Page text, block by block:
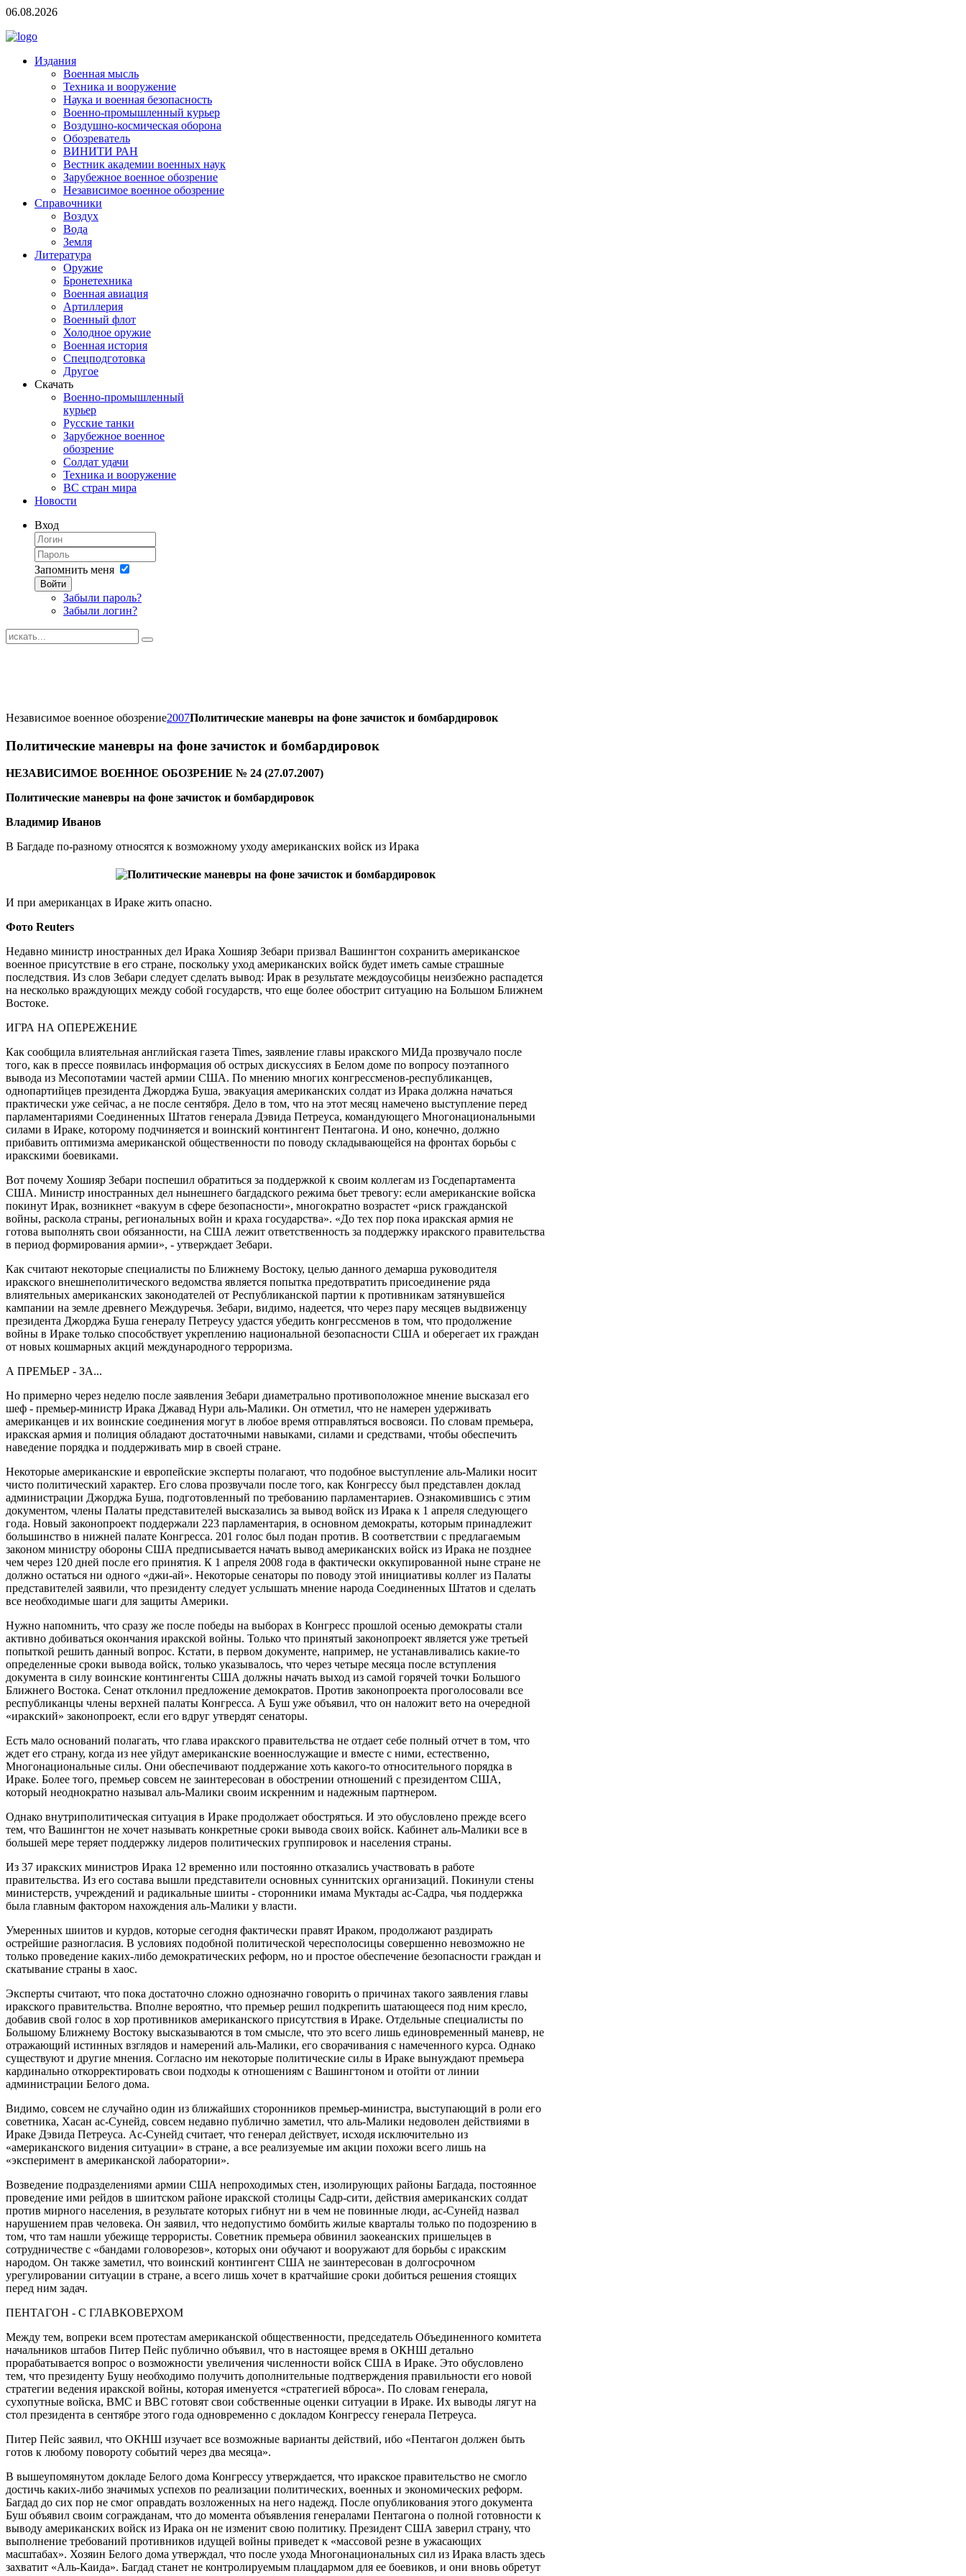
06.08.2026
Издания
Военная мысль
Техника и вооружение
Наука и военная безопасность
Военно-промышленный курьер
Воздушно-космическая оборона
Обозреватель
ВИНИТИ РАН
Вестник академии военных наук
Зарубежное военное обозрение
Независимое военное обозрение
Справочники
Воздух
Вода
Земля
Литература
Оружие
Бронетехника
Военная авиация
Артиллерия
Военный флот
Холодное оружие
Военная история
Спецподготовка
Другое
Скачать
Военно-промышленный
курьер
Русские танки
Зарубежное военное
обозрение
Солдат удачи
Техника и вооружение
ВС стран мира
Новости
Вход
Запомнить меня
Войти
Забыли пароль?
Забыли логин?
Независимое военное обозрение2007Политические маневры на фоне зачисток и бомбардировок
Политические маневры на фоне зачисток и бомбардировок
НЕЗАВИСИМОЕ ВОЕННОЕ ОБОЗРЕНИЕ № 24 (27.07.2007)
Политические маневры на фоне зачисток и бомбардировок
Владимир Иванов
В Багдаде по-разному относятся к возможному уходу американских войск из Ирака
И при американцах в Ираке жить опасно.
Фото Reuters
Недавно министр иностранных дел Ирака Хошияр Зебари призвал Вашингтон сохранить американское
военное присутствие в его стране, поскольку уход американских войск будет иметь самые страшные
последствия. Из слов Зебари следует сделать вывод: Ирак в результате междоусобицы неизбежно распадется
на несколько враждующих между собой государств, что еще более обострит ситуацию на Большом Ближнем
Востоке.
ИГРА НА ОПЕРЕЖЕНИЕ
Как сообщила влиятельная английская газета Times, заявление главы иракского МИДа прозвучало после
того, как в прессе появилась информация об острых дискуссиях в Белом доме по вопросу поэтапного
вывода из Месопотамии частей армии США. По мнению многих конгрессменов-республиканцев,
однопартийцев президента Джорджа Буша, эвакуация американских солдат из Ирака должна начаться
практически уже сейчас, а не после сентября. Дело в том, что на этот месяц намечено выступление перед
парламентариями Соединенных Штатов генерала Дэвида Петреуса, командующего Многонациональными
силами в Ираке, которому подчиняется и воинский контингент Пентагона. И оно, конечно, должно
прибавить оптимизма американской общественности по поводу складывающейся на фронтах борьбы с
иракскими боевиками.
Вот почему Хошияр Зебари поспешил обратиться за поддержкой к своим коллегам из Госдепартамента
США. Министр иностранных дел нынешнего багдадского режима бьет тревогу: если американские войска
покинут Ирак, возникнет «вакуум в сфере безопасности», многократно возрастет «риск гражданской
войны, раскола страны, региональных войн и краха государства». «До тех пор пока иракская армия не
готова выполнять свои обязанности, на США лежит ответственность за поддержку иракского правительства
в период формирования армии», - утверждает Зебари.
Как считают некоторые специалисты по Ближнему Востоку, целью данного демарша руководителя
иракского внешнеполитического ведомства является попытка предотвратить присоединение ряда
влиятельных американских законодателей от Республиканской партии к противникам затянувшейся
кампании на земле древнего Междуречья. Зебари, видимо, надеется, что через пару месяцев выдвиженцу
президента Джорджа Буша генералу Петреусу удастся убедить конгрессменов в том, что продолжение
войны в Ираке только способствует укреплению национальной безопасности США и оберегает их граждан
от новых кошмарных акций международного терроризма.
А ПРЕМЬЕР - ЗА...
Но примерно через неделю после заявления Зебари диаметрально противоположное мнение высказал его
шеф - премьер-министр Ирака Джавад Нури аль-Малики. Он отметил, что не намерен удерживать
американцев и их воинские соединения могут в любое время отправляться восвояси. По словам премьера,
иракская армия и полиция обладают достаточными навыками, силами и средствами, чтобы обеспечить
наведение порядка и поддерживать мир в своей стране.
Некоторые американские и европейские эксперты полагают, что подобное выступление аль-Малики носит
чисто политический характер. Его слова прозвучали после того, как Конгрессу был представлен доклад
администрации Джорджа Буша, подготовленный по требованию парламентариев. Ознакомившись с этим
документом, члены Палаты представителей высказались за вывод войск из Ирака к 1 апреля следующего
года. Новый законопроект поддержали 223 парламентария, в основном демократы, которым принадлежит
большинство в нижней палате Конгресса. 201 голос был подан против. В соответствии с предлагаемым
законом министру обороны США предписывается начать вывод американских войск из Ирака не позднее
чем через 120 дней после его принятия. К 1 апреля 2008 года в фактически оккупированной ныне стране не
должно остаться ни одного «джи-ай». Некоторые сенаторы по поводу этой инициативы коллег из Палаты
представителей заявили, что президенту следует услышать мнение народа Соединенных Штатов и сделать
все необходимые шаги для защиты Америки.
Нужно напомнить, что сразу же после победы на выборах в Конгресс прошлой осенью демократы стали
активно добиваться окончания иракской войны. Только что принятый законопроект является уже третьей
попыткой решить данный вопрос. Кстати, в первом документе, например, не устанавливались какие-то
определенные сроки вывода войск, только указывалось, что через четыре месяца после вступления
документа в силу воинские контингенты США должны начать выход из самой горячей точки Большого
Ближнего Востока. Сенат отклонил предложение демократов. Против законопроекта проголосовали все
республиканцы члены верхней палаты Конгресса. А Буш уже объявил, что он наложит вето на очередной
«иракский» законопроект, если его вдруг утвердят сенаторы.
Есть мало оснований полагать, что глава иракского правительства не отдает себе полный отчет в том, что
ждет его страну, когда из нее уйдут американские военнослужащие и вместе с ними, естественно,
Многонациональные силы. Они обеспечивают поддержание хоть какого-то относительного порядка в
Ираке. Более того, премьер совсем не заинтересован в обострении отношений с президентом США,
который неоднократно называл аль-Малики своим искренним и надежным партнером.
Однако внутриполитическая ситуация в Ираке продолжает обостряться. И это обусловлено прежде всего
тем, что Вашингтон не хочет называть конкретные сроки вывода своих войск. Кабинет аль-Малики все в
большей мере теряет поддержку лидеров политических группировок и населения страны.
Из 37 иракских министров Ирака 12 временно или постоянно отказались участвовать в работе
правительства. Из его состава вышли представители основных суннитских организаций. Покинули стены
министерств, учреждений и радикальные шииты - сторонники имама Муктады ас-Садра, чья поддержка
была главным фактором нахождения аль-Малики у власти.
Умеренных шиитов и курдов, которые сегодня фактически правят Ираком, продолжают раздирать
острейшие разногласия. В условиях подобной политической чересполосицы совершенно невозможно не
только проведение каких-либо демократических реформ, но и простое обеспечение безопасности граждан и
скатывание страны в хаос.
Эксперты считают, что пока достаточно сложно однозначно говорить о причинах такого заявления главы
иракского правительства. Вполне вероятно, что премьер решил подкрепить шатающееся под ним кресло,
добавив свой голос в хор противников американского присутствия в Ираке. Отдельные специалисты по
Большому Ближнему Востоку высказываются в том смысле, что это всего лишь единовременный маневр, не
отражающий истинных взглядов и намерений аль-Малики, его сворачивания с намеченного курса. Однако
существуют и другие мнения. Согласно им некоторые политические силы в Ираке вынуждают премьера
кардинально откорректировать свои подходы к отношениям с Вашингтоном и отойти от линии
администрации Белого дома.
Видимо, совсем не случайно один из ближайших сторонников премьер-министра, выступающий в роли его
советника, Хасан ас-Сунейд, совсем недавно публично заметил, что аль-Малики недоволен действиями в
Ираке Дэвида Петреуса. Ас-Сунейд считает, что генерал действует, исходя исключительно из
«американского видения ситуации» в стране, а все реализуемые им акции похожи всего лишь на
«эксперимент в американской лаборатории».
Возведение подразделениями армии США непроходимых стен, изолирующих районы Багдада, постоянное
проведение ими рейдов в шиитском районе иракской столицы Садр-сити, действия американских солдат
против мирного населения, в результате которых гибнут ни в чем не повинные люди, ас-Сунейд назвал
нарушением прав человека. Он заявил, что недопустимо бомбить жилые кварталы только по подозрению в
том, что там нашли убежище террористы. Советник премьера обвинил заокеанских пришельцев в
сотрудничестве с «бандами головорезов», которых они обучают и вооружают для борьбы с иракским
народом. Он также заметил, что воинский контингент США не заинтересован в долгосрочном
урегулировании ситуации в стране, а всего лишь хочет в кратчайшие сроки добиться решения стоящих
перед ним задач.
ПЕНТАГОН - С ГЛАВКОВЕРХОМ
Между тем, вопреки всем протестам американской общественности, председатель Объединенного комитета
начальников штабов Питер Пейс публично объявил, что в настоящее время в ОКНШ детально
прорабатывается вопрос о возможности увеличения численности войск США в Ираке. Это обусловлено
тем, что президенту Бушу необходимо получить дополнительные подтверждения правильности его новой
стратегии ведения иракской войны, которая именуется «стратегией вброса». По словам генерала,
сухопутные войска, ВМС и ВВС готовят свои собственные оценки ситуации в Ираке. Их выводы лягут на
стол президента в сентябре этого года одновременно с докладом Конгрессу генерала Петреуса.
Питер Пейс заявил, что ОКНШ изучает все возможные варианты действий, ибо «Пентагон должен быть
готов к любому повороту событий через два месяца».
В вышеупомянутом докладе Белого дома Конгрессу утверждается, что иракское правительство не смогло
достичь каких-либо значимых успехов по реализации политических, военных и экономических реформ.
Багдад до сих пор не смог оправдать возложенных на него надежд. После опубликования этого документа
Буш объявил своим согражданам, что до момента объявления генералами Пентагона о полной готовности к
выводу американских войск из Ирака он не изменит свою политику. Президент США заверил страну, что
выполнение требований противников идущей войны приведет к «массовой резне в ужасающих
масштабах». Хозяин Белого дома утверждал, что после ухода Многонациональных сил из Ирака власть здесь
захватит «Аль-Каида». Багдад станет не контролируемым плацдармом для ее боевиков, и они вновь обретут